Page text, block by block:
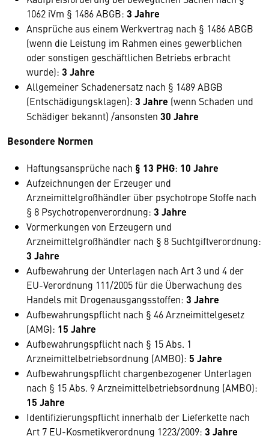
1062 iVm § 1486 ABGB: 3 Jahre
Ansprüche aus einem Werkvertrag nach § 1486 ABGB
(wenn die Leistung im Rahmen eines gewerblichen
oder sonstigen geschäftlichen Betriebs erbracht
wurde): 3 Jahre
Allgemeiner Schadenersatz nach § 1489 ABGB
(Entschädigungsklagen): 3 Jahre (wenn Schaden und
Schädiger bekannt) /ansonsten 30 Jahre
Besondere Normen
Haftungsansprüche nach § 13 PHG: 10 Jahre
Aufzeichnungen der Erzeuger und
Arzneimittelgroßhändler über psychotrope Stoffe nach
§ 8 Psychotropenverordnung: 3 Jahre
Vormerkungen von Erzeugern und
Arzneimittelgroßhändler nach § 8 Suchtgiftverordnung:
3 Jahre
Aufbewahrung der Unterlagen nach Art 3 und 4 der
EU-Verordnung 111/2005 für die Überwachung des
Handels mit Drogenausgangsstoffen: 3 Jahre
Aufbewahrungspflicht nach § 46 Arzneimittelgesetz
(AMG): 15 Jahre
Aufbewahrungspflicht nach § 15 Abs. 1
Arzneimittelbetriebsordnung (AMBO): 5 Jahre
Aufbewahrungspflicht chargenbezogener Unterlagen
nach § 15 Abs. 9 Arzneimittelbetriebsordnung (AMBO):
15 Jahre
Identifizierungspflicht innerhalb der Lieferkette nach
Art 7 EU-Kosmetikverordnung 1223/2009: 3 Jahre